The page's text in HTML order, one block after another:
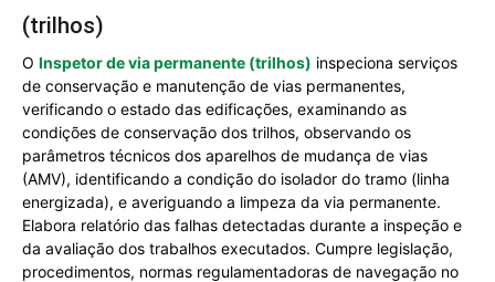
(trilhos)
O Inspetor de via permanente (trilhos) inspeciona serviços
de conservação e manutenção de vias permanentes,
verificando o estado das edificações, examinando as
condições de conservação dos trilhos, observando os
parâmetros técnicos dos aparelhos de mudança de vias
(AMV), identificando a condição do isolador do tramo (linha
energizada), e averiguando a limpeza da via permanente.
Elabora relatório das falhas detectadas durante a inspeção e
da avaliação dos trabalhos executados. Cumpre legislação,
procedimentos, normas regulamentadoras de navegação no